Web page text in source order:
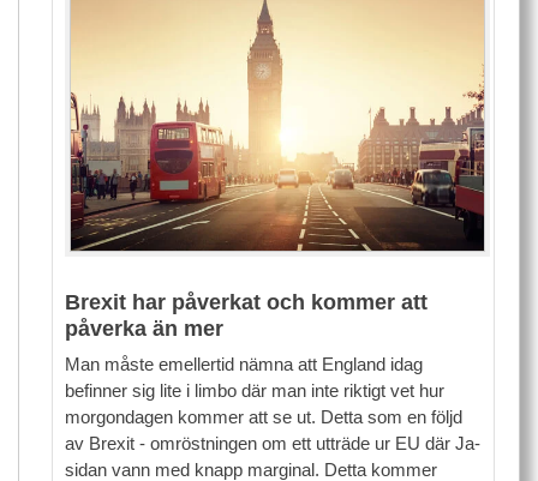
Brexit har påverkat och kommer att
påverka än mer
Man måste emellertid nämna att England idag
befinner sig lite i limbo där man inte riktigt vet hur
morgondagen kommer att se ut. Detta som en följd
av Brexit - omröstningen om ett utträde ur EU där Ja-
sidan vann med knapp marginal. Detta kommer